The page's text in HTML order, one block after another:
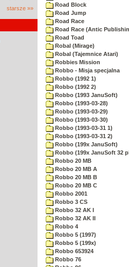
starsze »»
Road Block
Road Jump
Road Race
Road Race (Antic
Road Toad
Robal (Mirage)
Robal (Tajemnice Atari)
Robbies Mission
Robbo - Misja specjalna
Robbo (1992 1)
Robbo (1992 2)
Robbo (1993 JanuSoft)
Robbo (1993-03-28)
Robbo (1993-03-29)
Robbo (1993-03-30)
Robbo (1993-03-31 1)
Robbo (1993-03-31 2)
Robbo (199x JanuSoft)
Robbo (199x JanuSoft 32
Robbo 20 MB
Robbo 20 MB A
Robbo 20 MB B
Robbo 20 MB C
Robbo 2001
Robbo 3 CS
Robbo 32 AK I
Robbo 32 AK II
Robbo 4
Robbo 5 (1997)
Robbo 5 (199x)
Robbo 653924
Robbo 76